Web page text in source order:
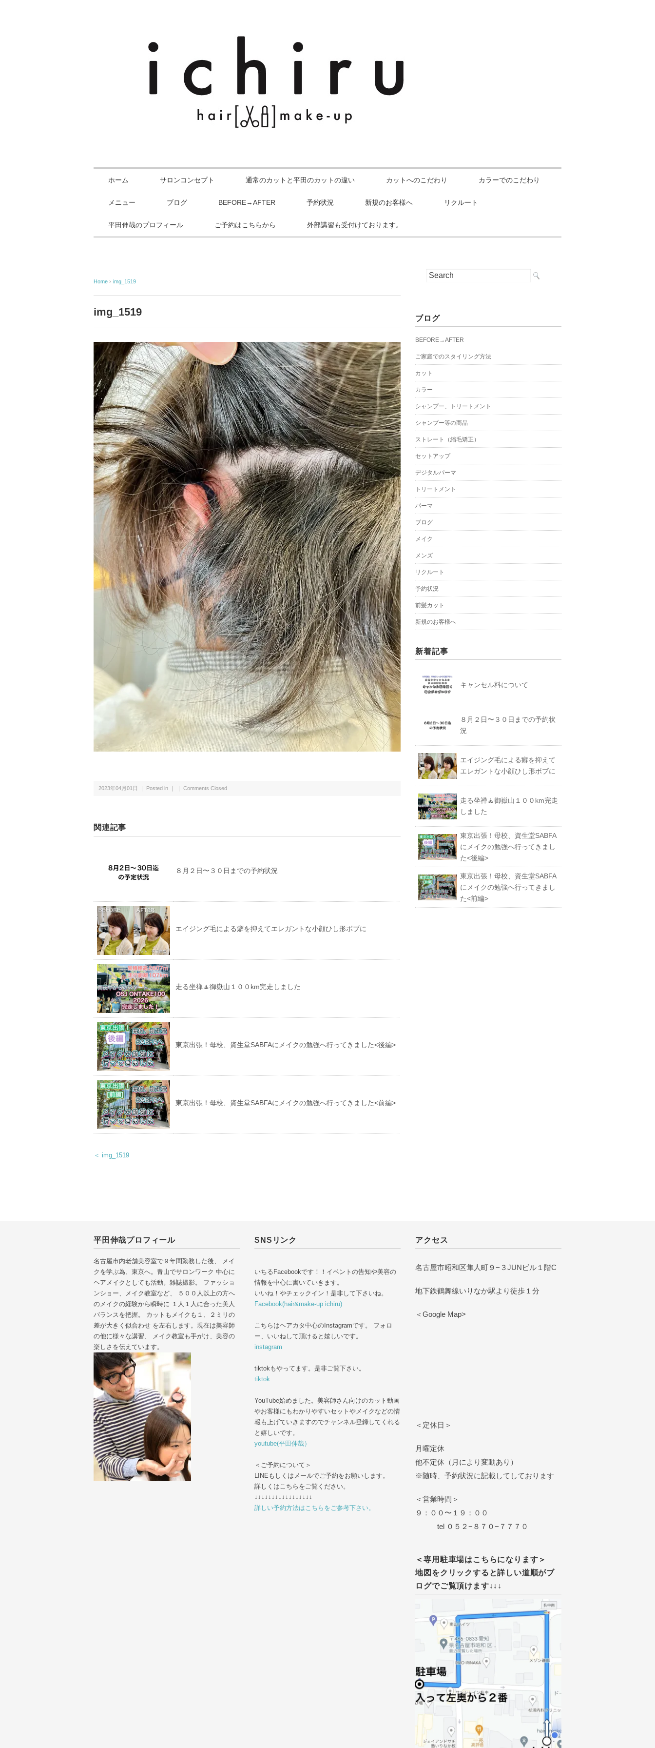
ホーム サロンコンセプト 通常のカットと平田のカットの違い カットへのこだわり カラーでのこだわり
メニュー ブログ BEFORE→AFTER 予約状況 新規のお客様へ リクルート
平田伸哉のプロフィール ご予約はこちらから 外部講習も受付けております。
Home › img_1519
img_1519
2023年04月01日 ｜ Posted in ｜ ｜ Comments Closed
関連記事
８月２日〜３０日までの予約状況
エイジング毛による癖を抑えてエレガントな小顔ひし形ボブに
走る坐禅🧘御嶽山１００km完走しました
東京出張！母校、資生堂SABFAにメイクの勉強へ行ってきました<後編>
東京出張！母校、資生堂SABFAにメイクの勉強へ行ってきました<前編>
＜ img_1519
ブログ
BEFORE→AFTER
ご家庭でのスタイリング方法
カット
カラー
シャンプー、トリートメント
シャンプー等の商品
ストレート（縮毛矯正）
セットアップ
デジタルパーマ
トリートメント
パーマ
ブログ
メイク
メンズ
リクルート
予約状況
前髪カット
新規のお客様へ
新着記事
キャンセル料について
８月２日〜３０日までの予約状
況
エイジング毛による癖を抑えて
エレガントな小顔ひし形ボブに
走る坐禅🧘御嶽山１００km完走
しました
東京出張！母校、資生堂SABFA
にメイクの勉強へ行ってきまし
た<後編>
東京出張！母校、資生堂SABFA
にメイクの勉強へ行ってきまし
た<前編>
平田伸哉プロフィール
名古屋市内老舗美容室で９年間勤務した後、 メイ
クを学ぶ為、東京へ。青山でサロンワーク 中心に
ヘアメイクとしても活動。雑誌撮影。 ファッショ
ンショー、メイク教室など、 ５００人以上の方へ
のメイクの経験から瞬時に １人１人に合った美人
バランスを把握。 カットもメイクも１、２ミリの
差が大きく似合わせ を左右します。現在は美容師
の他に様々な講習、 メイク教室も手がけ、美容の
楽しさを伝えています。
SNSリンク
いちるFacebookです！！イベントの告知や美容の
情報を中心に書いていきます。
いいね！やチェックイン！是非して下さいね。
Facebook(hair&make-up ichiru)
こちらはヘアカタ中心のInstagramです。 フォロ
ー、いいねして頂けると嬉しいです。
instagram
tiktokもやってます。是非ご覧下さい。
tiktok
YouTube始めました。美容師さん向けのカット動画
やお客様にもわかりやすいセットやメイクなどの情
報も上げていきますのでチャンネル登録してくれる
と嬉しいです。
youtube(平田伸哉）
＜ご予約について＞
LINEもしくはメールでご予約をお願いします。
詳しくはこちらをご覧ください。
↓↓↓↓↓↓↓↓↓↓↓↓↓↓↓↓↓
詳しい予約方法はこちらをご参考下さい。
アクセス
名古屋市昭和区隼人町９−３JUNビル１階C
地下鉄鶴舞線いりなか駅より徒歩１分
＜Google Map>
＜定休日＞
月曜定休
他不定休（月により変動あり）
※随時、予約状況に記載してしております
＜営業時間＞
９：００〜１９：００
tel ０５２−８７０−７７７０
＜専用駐車場はこちらになります＞
地図をクリックすると詳しい道順がブ
ログでご覧頂けます↓↓↓